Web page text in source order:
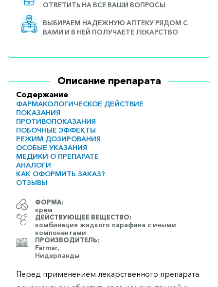
ОТВЕТИТЬ НА ВСЕ ВАШИ ВОПРОСЫ
ВЫБИРАЕМ НАДЕЖНУЮ АПТЕКУ РЯДОМ С
ВАМИ И В НЕЙ ПОЛУЧАЕТЕ ЛЕКАРСТВО
Описание препарата
Содержание
ФАРМАКОЛОГИЧЕСКОЕ ДЕЙСТВИЕ
ПОКАЗАНИЯ
ПРОТИВОПОКАЗАНИЯ
ПОБОЧНЫЕ ЭФФЕКТЫ
РЕЖИМ ДОЗИРОВАНИЯ
ОСОБЫЕ УКАЗАНИЯ
МЕДИКИ О ПРЕПАРАТЕ
АНАЛОГИ
КАК ОФОРМИТЬ ЗАКАЗ?
ОТЗЫВЫ
ФОРМА:
крем
ДЕЙСТВУЮЩЕЕ ВЕЩЕСТВО:
комбинация жидкого парафина с иными
компонентами
ПРОИЗВОДИТЕЛЬ:
Farmar,
Нидерланды
Перед применением лекарственного препарата